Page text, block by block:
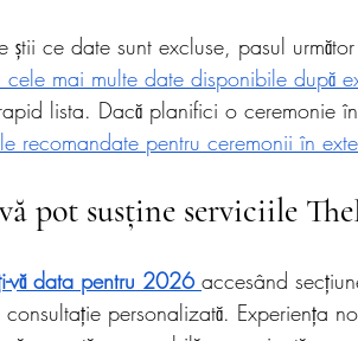
știi ce date sunt excluse, pasul
cele mai multe date disponibile după
lista. Dacă planifici o ceremonie
recomandate pentru ceremonii în
pot susține serviciile
vă data pentru 2026 accesând
personalizată. Experiența